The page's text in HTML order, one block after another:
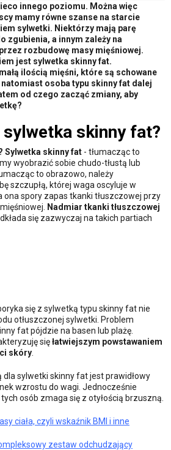
innego poziomu. Można więc
mamy równe szanse na starcie
sylwetki. Niektórzy mają parę
zgubienia, a innym zależy na
rozbudowę masy mięśniowej.
jest sylwetka skinny fat.
ilością mięśni, które są schowane
osoba typu skinny fat dalej
od czego zacząć zmiany, aby
skinny fat?
Sylwetka skinny fat - tłumacząc to
wyobrazić sobie chudo-tłustą lub
to obrazowo, należy
szczupłą, której waga oscyluje w
ona spory zapas tkanki tłuszczowej przy
Nadmiar tkanki tłuszczowej
się zazwyczaj na takich partiach
się z sylwetką typu skinny fat nie
otłuszczonej sylwetki. Problem
fat pójdzie na basen lub plażę.
sięłatwiejszym powstawaniem
skóry
sylwetki skinny fat jest prawidłowy
wzrostu do wagi. Jednocześnie
osób zmaga się z otyłością brzuszną.
ciała, czyli wskaźnik BMI i inne
zestaw odchudzający